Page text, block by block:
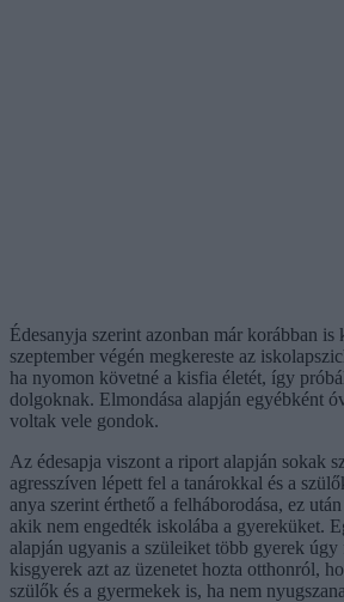
Édesanyja szerint azonban már korábban is
szeptember végén megkereste az
ha nyomon követné a kisfia életét, így
dolgoknak. Elmondása alapján egyébként
voltak vele gondok.
Az édesapja viszont a riport alapján sokak
agresszíven lépett fel a tanárokkal és a
anya szerint érthető a felháborodása, ez
akik nem engedték iskolába a gyereküket.
alapján ugyanis a szüleiket több gyerek úgy
kisgyerek azt az üzenetet hozta otthonról,
szülők és a gyermekek is, ha nem